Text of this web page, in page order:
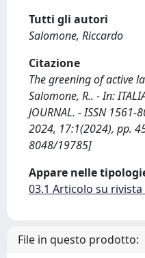
Tutti gli autori
Salomone, Riccardo
Citazione
The greening of active
Salomone, R.. - In:
JOURNAL. - ISSN 1561-
2024, 17:1(2024), pp.
8048/19785]
Appare nelle
03.1 Articolo su
File in questo prodotto: